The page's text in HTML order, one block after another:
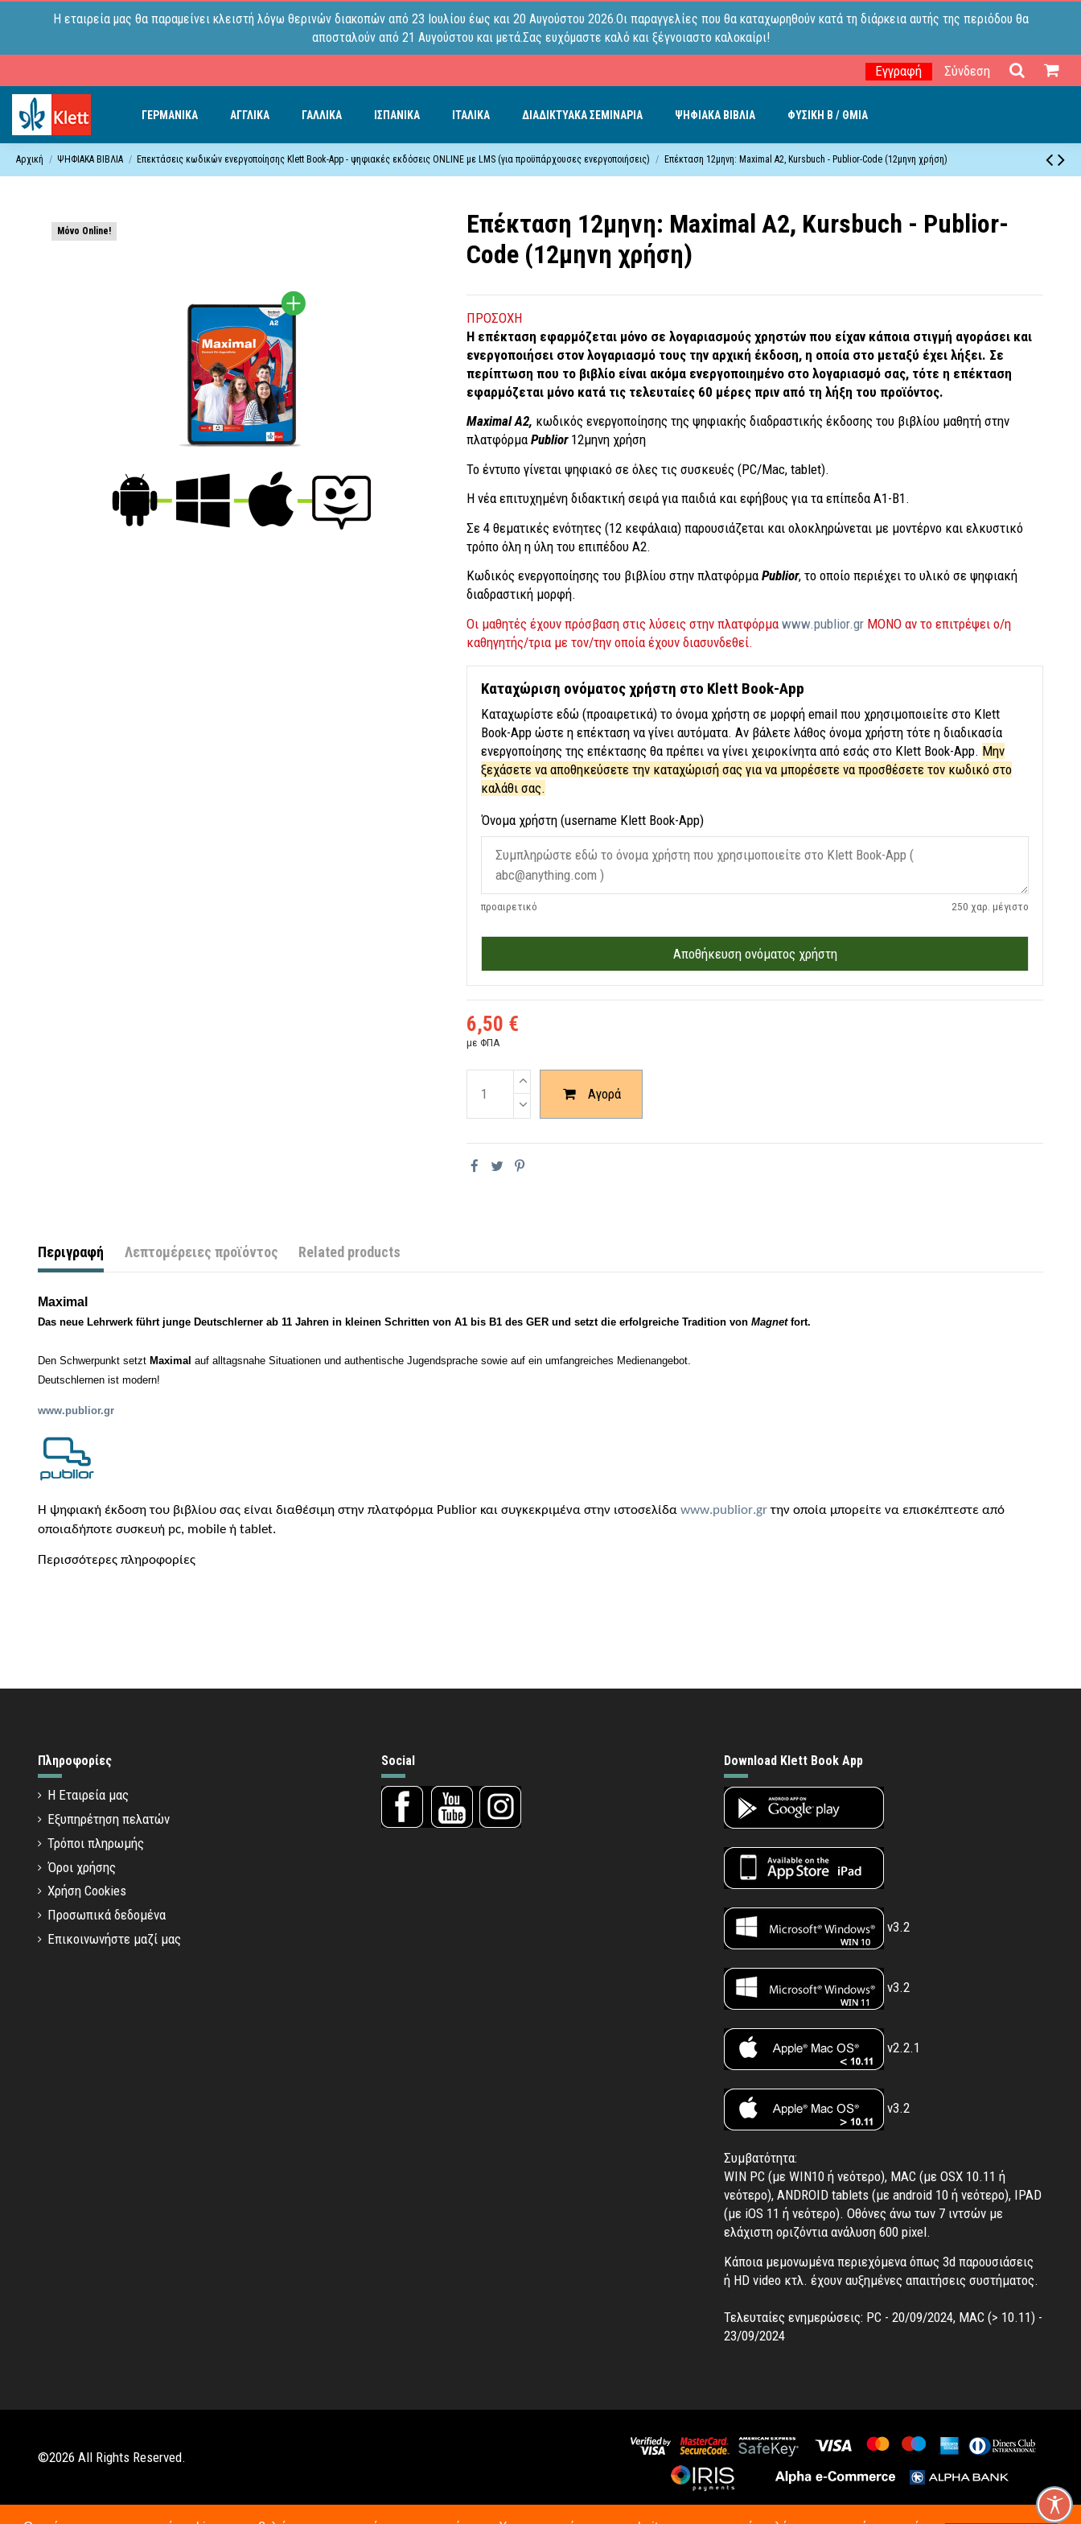
Η εταιρεία μας θα παραμείνει κλειστή λόγω θερινών διακοπών από 23 Ιουλίου έως και 20 Αυγούστου 2026.Οι παραγγελίες που θα καταχωρηθούν κατά τη διάρκεια αυτής της περιόδου θα
αποσταλούν από 21 Αυγούστου και μετά.Σας ευχόμαστε καλό και ξέγνοιαστο καλοκαίρι!
Εγγραφή Σύνδεση
ΓΕΡΜΑΝΙΚΑ ΑΓΓΛΙΚΑ ΓΑΛΛΙΚΑ ΙΣΠΑΝΙΚΑ ΙΤΑΛΙΚΑ ΔΙΑΔΙΚΤΥΑΚΑ ΣΕΜΙΝΑΡΙΑ ΨΗΦΙΑΚΑ ΒΙΒΛΙΑ ΦΥΣΙΚΗ B / ΘΜΙΑ
Αρχική ΨΗΦΙΑΚΑ ΒΙΒΛΙΑ Επεκτάσεις κωδικών ενεργοποίησης Klett Book-App - ψηφιακές εκδόσεις ONLINE με LMS (για προϋπάρχουσες ενεργοποιήσεις) Επέκταση 12μηνη: Maximal A2, Kursbuch - Publior-Code (12μηνη χρήση)
Μόνο Online!
Επέκταση 12μηνη: Maximal A2, Kursbuch - Publior-
Code (12μηνη χρήση)
ΠΡΟΣΟΧΗ
Η επέκταση εφαρμόζεται μόνο σε λογαριασμούς χρηστών που είχαν κάποια στιγμή αγοράσει και
ενεργοποιήσει στον λογαριασμό τους την αρχική έκδοση, η οποία στο μεταξύ έχει λήξει. Σε
περίπτωση που το βιβλίο είναι ακόμα ενεργοποιημένο στο λογαριασμό σας, τότε η επέκταση
εφαρμόζεται μόνο κατά τις τελευταίες 60 μέρες πριν από τη λήξη του προϊόντος.
Maximal A2, κωδικός ενεργοποίησης της ψηφιακής διαδραστικής έκδοσης του βιβλίου μαθητή στην
πλατφόρμαPublior 12μηνη χρήση
Το έντυπο γίνεται ψηφιακό σε όλες τις συσκευές (PC/Mac, tablet).
Η νέα επιτυχημένη διδακτική σειρά για παιδιά και εφήβους για τα επίπεδα Α1-Β1.
Σε 4 θεματικές ενότητες (12 κεφάλαια) παρουσιάζεται και ολοκληρώνεται με μοντέρνο και ελκυστικό
τρόπο όλη η ύλη του επιπέδου Α2.
Κωδικός ενεργοποίησης του βιβλίου στην πλατφόρμαPublior, το οποίο περιέχει το υλικό σε ψηφιακή
διαδραστική μορφή.
Οι μαθητές έχουν πρόσβαση στις λύσεις στην πλατφόρμαwww.publior.gr ΜΟΝΟ αν το επιτρέψει ο/η
καθηγητής/τρια με τον/την οποία έχουν διασυνδεθεί.
Καταχώριση ονόματος χρήστη στο Klett Book-App
Καταχωρίστε εδώ (προαιρετικά) το όνομα χρήστη σε μορφή email που χρησιμοποιείτε στο Klett
Book-App ώστε η επέκταση να γίνει αυτόματα. Αν βάλετε λάθος όνομα χρήστη τότε η διαδικασία
ενεργοποίησης της επέκτασης θα πρέπει να γίνει χειροκίνητα από εσάς στο Klett Book-App. Μην
ξεχάσετε να αποθηκεύσετε την καταχώρισή σας για να μπορέσετε να προσθέσετε τον κωδικό στο
καλάθι σας.
Όνομα χρήστη (username Klett Book-App)
προαιρετικό 250 χαρ. μέγιστο
Αποθήκευση ονόματος χρήστη
6,50 €
με ΦΠΑ
Αγορά
Περιγραφή Λεπτομέρειες προϊόντος Related products
Maximal
Das neue Lehrwerk führt junge Deutschlerner ab 11 Jahren in kleinen Schritten von A1 bis B1 des GER und setzt die erfolgreiche Tradition von Magnetfort.
Den Schwerpunkt setzt Maximal auf alltagsnahe Situationen und authentische Jugendsprache sowie auf ein umfangreiches Medienangebot.
Deutschlernen ist modern!
www.pu blior.gr
H ψηφιακή έκδοση του βιβλίου σας είναι διαθέσιμη στην πλατφόρμα Publior και συγκεκριμένα στην ιστοσελίδα www.publior.grτην οποία μπορείτε να επισκέπτεστε από
οποιαδήποτε συσκευή pc, mobile ή tablet.
Περισσότερες πληροφορίες
Πληροφορίες
Η Εταιρεία μας
Εξυπηρέτηση πελατών
Τρόποι πληρωμής
Όροι χρήσης
Χρήση Cookies
Προσωπικά δεδομένα
Επικοινωνήστε μαζί μας
Social Download Klett Book App
v3.2
v3.2
v2.2.1
v3.2
Συμβατότητα:
WIN PC (με WIN10 ή νεότερο), MAC (με OSX 10.11 ή
νεότερο), ANDROID tablets (με android 10 ή νεότερο), IPAD
(με iOS 11 ή νεότερο). Oθόνες άνω των 7 ιντσών με
ελάχιστη οριζόντια ανάλυση 600 pixel.
Κάποια μεμονωμένα περιεχόμενα όπως 3d παρουσιάσεις
ή HD video κτλ. έχουν αυξημένες απαιτήσεις συστήματος.
Τελευταίες ενημερώσεις: PC - 20/09/2024, MAC (> 10.11) -
23/09/2024
©2026 All Rights Reserved.